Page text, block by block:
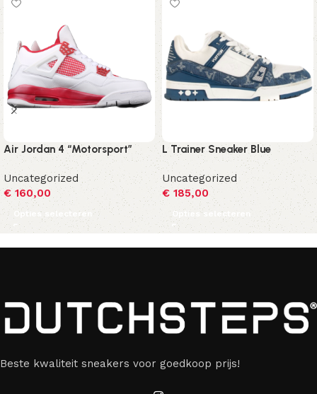
Air Jordan 4 “Motorsport”
Uncategorized
€160,00
Opties selecteren
L Trainer Sneaker Blue
Uncategorized
€ 185,00
Opties selecteren
Beste kwaliteit sneakers voor goedkoop prijs!